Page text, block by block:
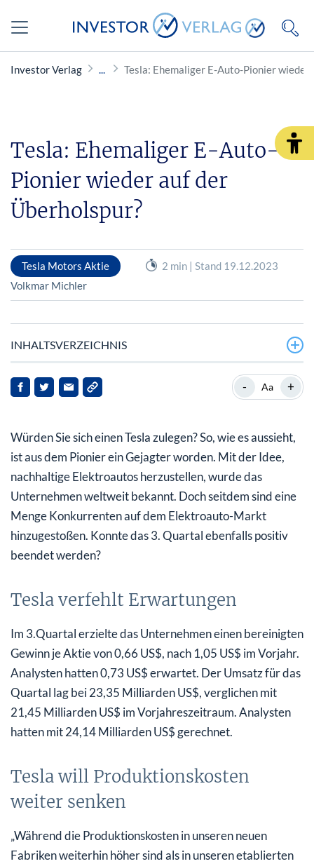
Investor Verlag Tesla: Ehemaliger E-Auto-Pionier wieder
Tesla: Ehemaliger E-Auto-
Pionier wieder auf der
Überholspur?
Tesla Motors Aktie
2 min | Stand 19.12.2023
Volkmar Michler
INHALTSVERZEICHNIS
Tesla verfehlt Erwartungen
Weitere Investitionen in Milliardenhöhe geplant
Analysten-Kursziele gehen weit auseinander
- Aa +
Würden Sie sich einen Tesla zulegen? So, wie es aussieht,
ist aus dem Pionier ein Gejagter worden. Mit der Idee,
nachhaltige Elektroautos herzustellen, wurde das
Unternehmen weltweit bekannt. Doch seitdem sind eine
Menge Konkurrenten auf dem Elektroauto-Markt
hinzugestoßen. Konnte das 3. Quartal ebenfalls positiv
beendet werden?
Tesla verfehlt Erwartungen
Im 3.Quartal erzielte das Unternehmen einen bereinigten
Gewinn je Aktie von 0,66 US$, nach 1,05 US$ im Vorjahr.
Analysten hatten 0,73 US$ erwartet. Der Umsatz für das
Quartal lag bei 23,35 Milliarden US$, verglichen mit
21,45 Milliarden US$ im Vorjahreszeitraum. Analysten
hatten mit 24,14 Milliarden US$ gerechnet.
Tesla will Produktionskosten
weiter senken
„Während die Produktionskosten in unseren neuen
Fabriken weiterhin höher sind als in unseren etablierten